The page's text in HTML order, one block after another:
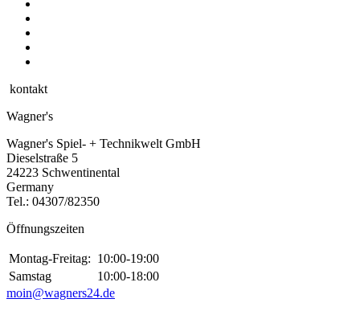
kontakt
Wagner's
Wagner's Spiel- + Technikwelt GmbH
Dieselstraße 5
24223 Schwentinental
Germany
Tel.: 04307/82350
Öffnungszeiten
Montag-Freitag: 10:00-19:00
Samstag
10:00-18:00
moin@wagners24.de